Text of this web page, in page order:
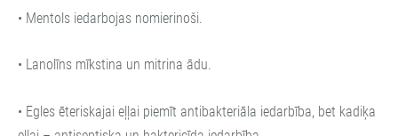
• Mentols iedarbojas nomierinoši.
• Lanolīns mīkstina un mitrina ādu.
• Egles ēteriskajai eļļai piemīt antibakteriāla iedarbība, bet kadiķa